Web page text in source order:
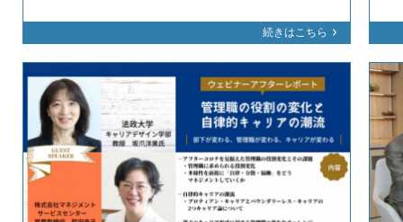
続きはこちら